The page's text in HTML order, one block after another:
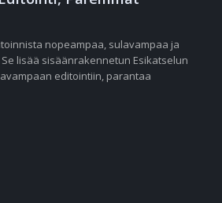
nopeampaa, sulavampaa ja
lisää sisäänrakennetun Esikatselun
editointiin, parantaa